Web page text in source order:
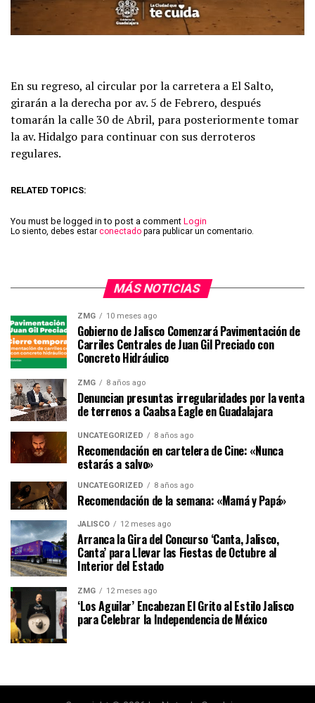
En su regreso, al circular por la carretera a El Salto,
girarán a la derecha por av. 5 de Febrero, después
tomarán la calle 30 de Abril, para posteriormente tomar
la av. Hidalgo para continuar con sus derroteros
regulares.
RELATED TOPICS:
You must be logged in to post a comment Login
Lo siento, debes estar conectado para publicar un comentario.
MÁS NOTICIAS
ZMG 10 meses ago
Gobierno de Jalisco Comenzará Pavimentación de
Carriles Centrales de Juan Gil Preciado con
Concreto Hidráulico
ZMG 8 años ago
Denuncian presuntas irregularidades por la venta
de terrenos a Caabsa Eagle en Guadalajara
UNCATEGORIZED 8 años ago
Recomendación en cartelera de Cine: «Nunca
estarás a salvo»
UNCATEGORIZED 8 años ago
Recomendación de la semana: «Mamá y Papá»
JALISCO 12 meses ago
Arranca la Gira del Concurso ‘Canta, Jalisco,
Canta’ para Llevar las Fiestas de Octubre al
Interior del Estado
ZMG 12 meses ago
‘Los Aguilar’ Encabezan El Grito al Estilo Jalisco
para Celebrar la Independencia de México